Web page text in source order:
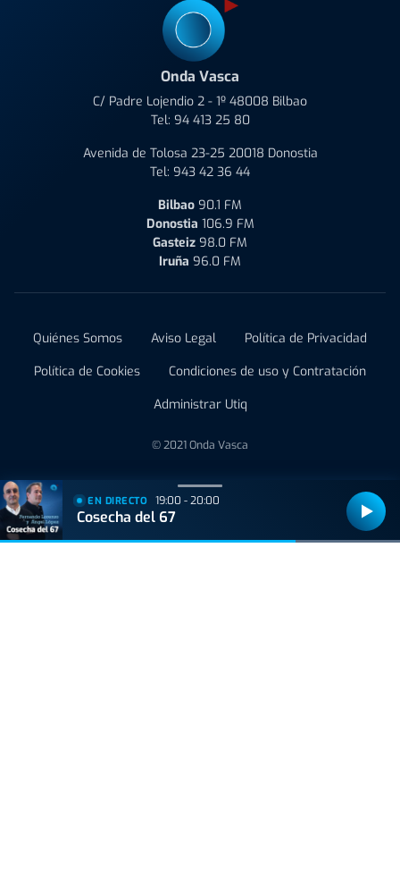
Onda Vasca
C/ Padre Lojendio 2 - 1º 48008 Bilbao
Tel: 94 413 25 80
Avenida de Tolosa 23-25 20018 Donostia
Tel: 943 42 36 44
Bilbao 90.1 FM
Donostia 106.9 FM
Gasteiz 98.0 FM
Iruña 96.0 FM
Quiénes Somos Aviso Legal
Política de Privacidad
Política de Cookies
Condiciones de uso y Contratación
Administrar Utiq
© 2021 Onda Vasca
EN DIRECTO 19:00 - 20:00
Cosecha del 67